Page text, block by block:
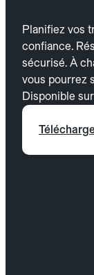
Planifiez vos
confiance.
sécurisé. À
vous pourrez
Disponible